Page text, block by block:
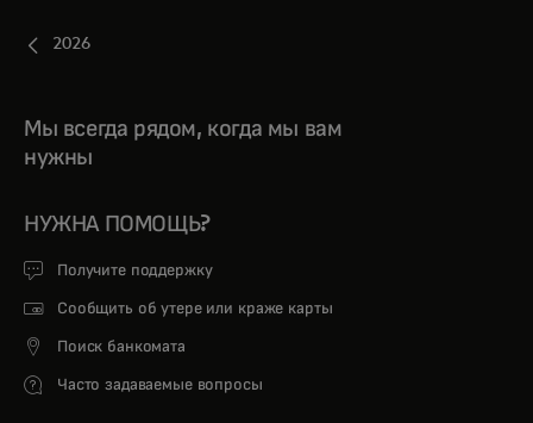
2026
Мы всегда рядом, когда мы вам
нужны
НУЖНА ПОМОЩЬ?
Получите поддержку
Сообщить об утере или краже карты
Поиск банкомата
Часто задаваемые вопросы